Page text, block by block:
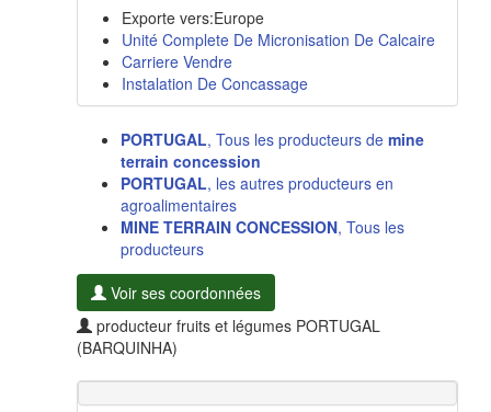
Exporte vers:Europe
Unité Complete De Micronisation De Calcaire
Carriere Vendre
Instalation De Concassage
PORTUGAL, Tous les producteurs de mine
terrain concession
PORTUGAL, les autres producteurs en
agroalimentaires
MINE TERRAIN CONCESSION, Tous les
producteurs
Voir ses coordonnées
producteur fruits et légumes PORTUGAL
(BARQUINHA)